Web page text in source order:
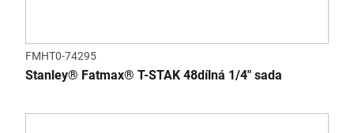
FMHT0-74295
Stanley® Fatmax® T-STAK 48dílná 1/4" sada